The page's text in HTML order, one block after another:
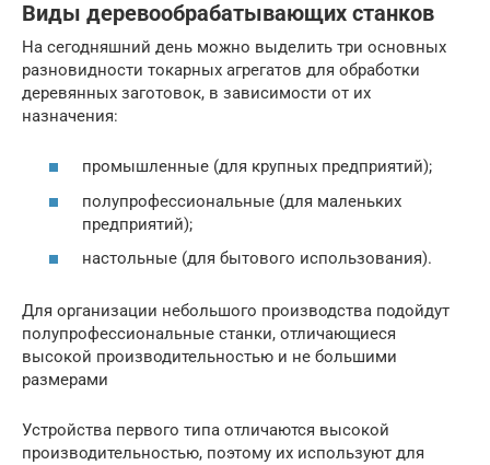
Виды деревообрабатывающих станков
На сегодняшний день можно выделить три основных
разновидности токарных агрегатов для обработки
деревянных заготовок, в зависимости от их
назначения:
промышленные (для крупных предприятий);
полупрофессиональные (для маленьких
предприятий);
настольные (для бытового использования).
Для организации небольшого производства подойдут
полупрофессиональные станки, отличающиеся
высокой производительностью и не большими
размерами
Устройства первого типа отличаются высокой
производительностью, поэтому их используют для